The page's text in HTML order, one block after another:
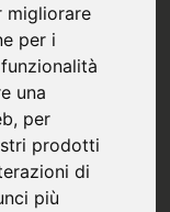
migliorare
per i
una
, per
prodotti
di
più